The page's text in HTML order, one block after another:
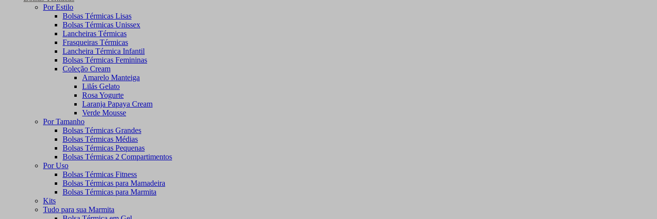
Por Estilo
Bolsas Térmicas Lisas
Bolsas Térmicas Unissex
Lancheiras Térmicas
Frasqueiras Térmicas
Lancheira Térmica Infantil
Bolsas Térmicas Femininas
Coleção Cream
Amarelo Manteiga
Lilás Gelato
Rosa Yogurte
Laranja Papaya Cream
Verde Mousse
Por Tamanho
Bolsas Térmicas Grandes
Bolsas Térmicas Médias
Bolsas Térmicas Pequenas
Bolsas Térmicas 2 Compartimentos
Por Uso
Bolsas Térmicas Fitness
Bolsas Térmicas para Mamadeira
Bolsas Térmicas para Marmita
Kits
Tudo para sua Marmita